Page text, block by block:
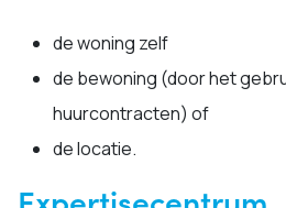
de woning zelf
de bewoning (door het
huurcontracten) of
de locatie.